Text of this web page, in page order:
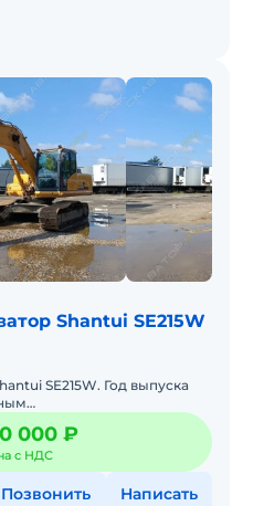
Shantui SE215W
SE215W. Год выпуска
5 244.1 м/чМодель
Мощность:
000 ₽
с НДС
Позвонить Написать